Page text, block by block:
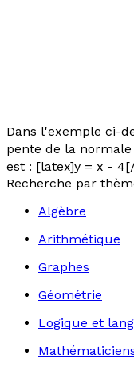
Dans l'exemple ci-
pente de la
est : [latex]y = x -
Recherche par
Algèbre
Arithmétique
Graphes
Géométrie
Logique et